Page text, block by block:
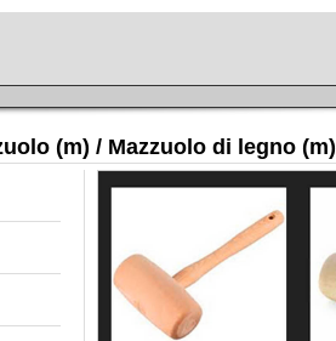
(m) / Mazzuolo di legno (m)